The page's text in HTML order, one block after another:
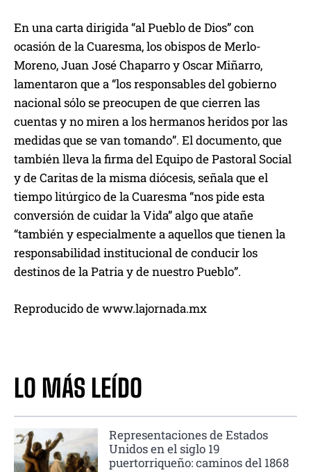
En una carta dirigida “al Pueblo de Dios” con
ocasión de la Cuaresma, los obispos de Merlo-
Moreno, Juan José Chaparro y Oscar Miñarro,
lamentaron que a “los responsables del gobierno
nacional sólo se preocupen de que cierren las
cuentas y no miren a los hermanos heridos por las
medidas que se van tomando”. El documento, que
también lleva la firma del Equipo de Pastoral Social
y de Caritas de la misma diócesis, señala que el
tiempo litúrgico de la Cuaresma “nos pide esta
conversión de cuidar la Vida” algo que atañe
“también y especialmente a aquellos que tienen la
responsabilidad institucional de conducir los
destinos de la Patria y de nuestro Pueblo”.
Reproducido de www.lajornada.mx
LO MÁS LEÍDO
Representaciones de Estados
Unidos en el siglo 19
puertorriqueño: caminos del 1868